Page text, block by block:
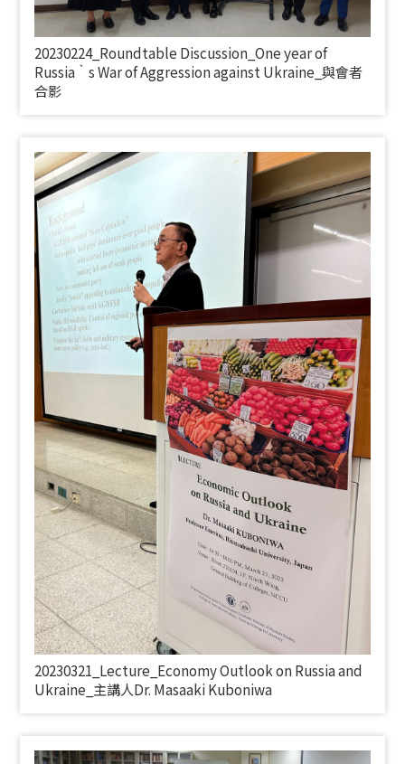
20230224_ Roundtable Discussion_One year of
Russia‵s War of Aggression against Ukraine_與會者
合影
20230321_ Lecture_Economy Outlook on Russia and
Ukraine_ 主講人Dr. Masaaki Kuboniwa